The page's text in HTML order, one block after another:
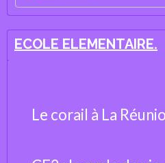
ECOLE ELEMENTAIRE.
Le corail à La